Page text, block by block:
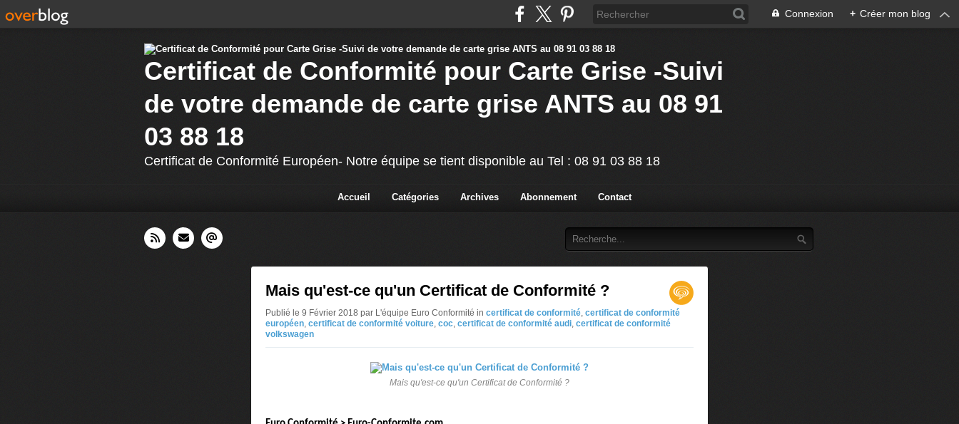
Connexion + Créer mon blog
Certificat de Conformité pour Carte Grise -Suivi
de votre demande de carte grise ANTS au 08 91
03 88 18
Certificat de Conformité Européen- Notre équipe se tient disponible au Tel : 08 91 03 88 18
Accueil Catégories Archives Abonnement Contact
Mais qu'est-ce qu'un Certificat de Conformité ?
Publié le 9 Février 2018 par L'équipe Euro Conformité in certificat de conformité certificat de conformité
européen certificat de conformité voiture coc certificat de conformité audi certificat de conformité
volkswagen
Mais qu'est-ce qu'un Certificat de Conformité ?